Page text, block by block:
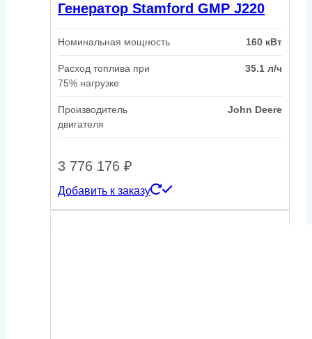
Генератор Stamford GMP J220
Номинальная мощность 160 кВт
Расход топлива при
75% нагрузке
35.1 л/ч
Производитель
двигателя
John Deere
3 776 176 ₽
Добавить к заказу